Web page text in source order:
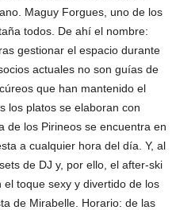
Maguy Forgues, uno de los
todos. De ahí el nombre:
gestionar el espacio durante
actuales no son guías de
que han mantenido el
los platos se elaboran con
de los Pirineos se encuentra en
a cualquier hora del día. Y, al
de DJ y, por ello, el after-ski
toque sexy y divertido de los
de Mirabelle. Horario: de las